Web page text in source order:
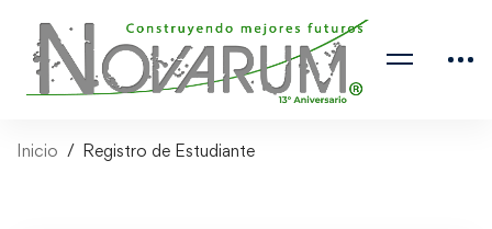
Inicio Registro de Estudiante